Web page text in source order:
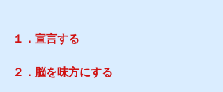
１．宣言する
２．脳を味方にする